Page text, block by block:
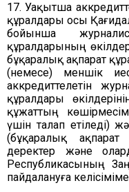
17. Уақытша
құралдары осы
бойынша
құралдарының
бұқаралық ақпарат
(немесе) меншік
аккредиттелетін
құралдары
құжаттың
үшін талап етіледі)
(бұқаралық ақпарат
деректер және
Республикасының
пайдалануға